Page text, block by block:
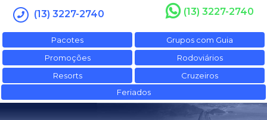
(13) 3227-2740 (13) 3227-2740
Pacotes
Grupos com Guia
Promoções
Rodoviários
Resorts
Cruzeiros
Feriados